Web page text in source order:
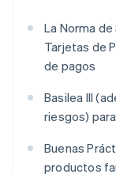
La Norma
Tarjetas de
de pagos
Basilea III
riesgos)
Buenas
productos